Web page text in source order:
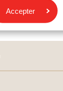
Accepter